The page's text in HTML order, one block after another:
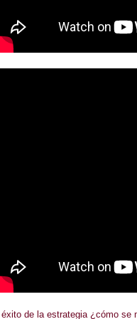
de la estrategia ¿cómo se